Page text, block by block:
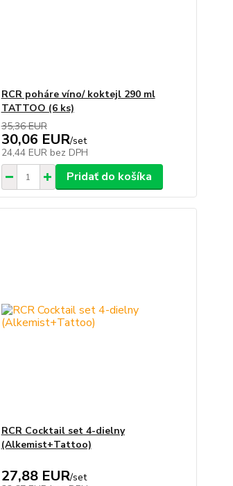
RCR poháre víno/ koktejl 290 ml
TATTOO (6 ks)
35,36 EUR
30,06 EUR/set
24,44 EUR bez DPH
Pridať do košíka
RCR Cocktail set 4-dielny
(Alkemist+Tattoo)
27,88 EUR/set